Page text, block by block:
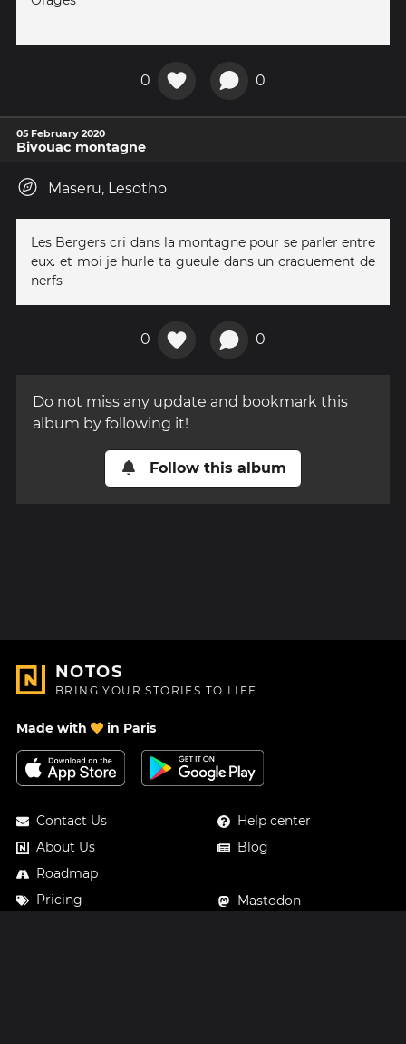
0 0
05 February 2020
Bivouac montagne
Maseru, Lesotho
Les Bergers cri dans la montagne pour se parler entre
eux. et moi je hurle ta gueule dans un craquement de
nerfs
0 0
Do not miss any update and bookmark this
album by following it!
Follow this album
NOTOS
BRING YOUR STORIES TO LIFE
Made with in Paris
Contact Us
About Us
Roadmap
Pricing
Help center
Blog
Mastodon